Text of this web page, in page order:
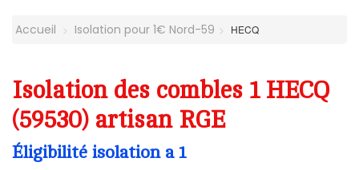
Accueil Isolation pour 1€ Nord-59 HECQ
Isolation des combles 1 HECQ
(59530) artisan RGE
Éligibilité isolation a 1